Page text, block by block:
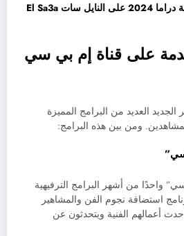
تردد قناة الساعة دراما 2024 على النايل سات El Sa3a
على قناة إم بي سي
العديد من البرامج المميزة
ومن بين هذه البرامج:
واحدًا من أشهر البرامج الترفيهية
استضافة نجوم الفن والمشاهير
أعمالهم الفنية ويتحدثون عن